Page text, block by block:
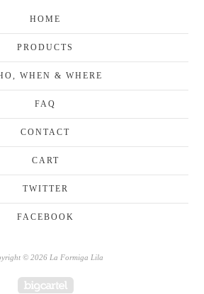
HOME
PRODUCTS
WHEN & WHERE
FAQ
CONTACT
CART
TWITTER
FACEBOOK
© 2026 La Formiga Lila
Powered by Big Cartel